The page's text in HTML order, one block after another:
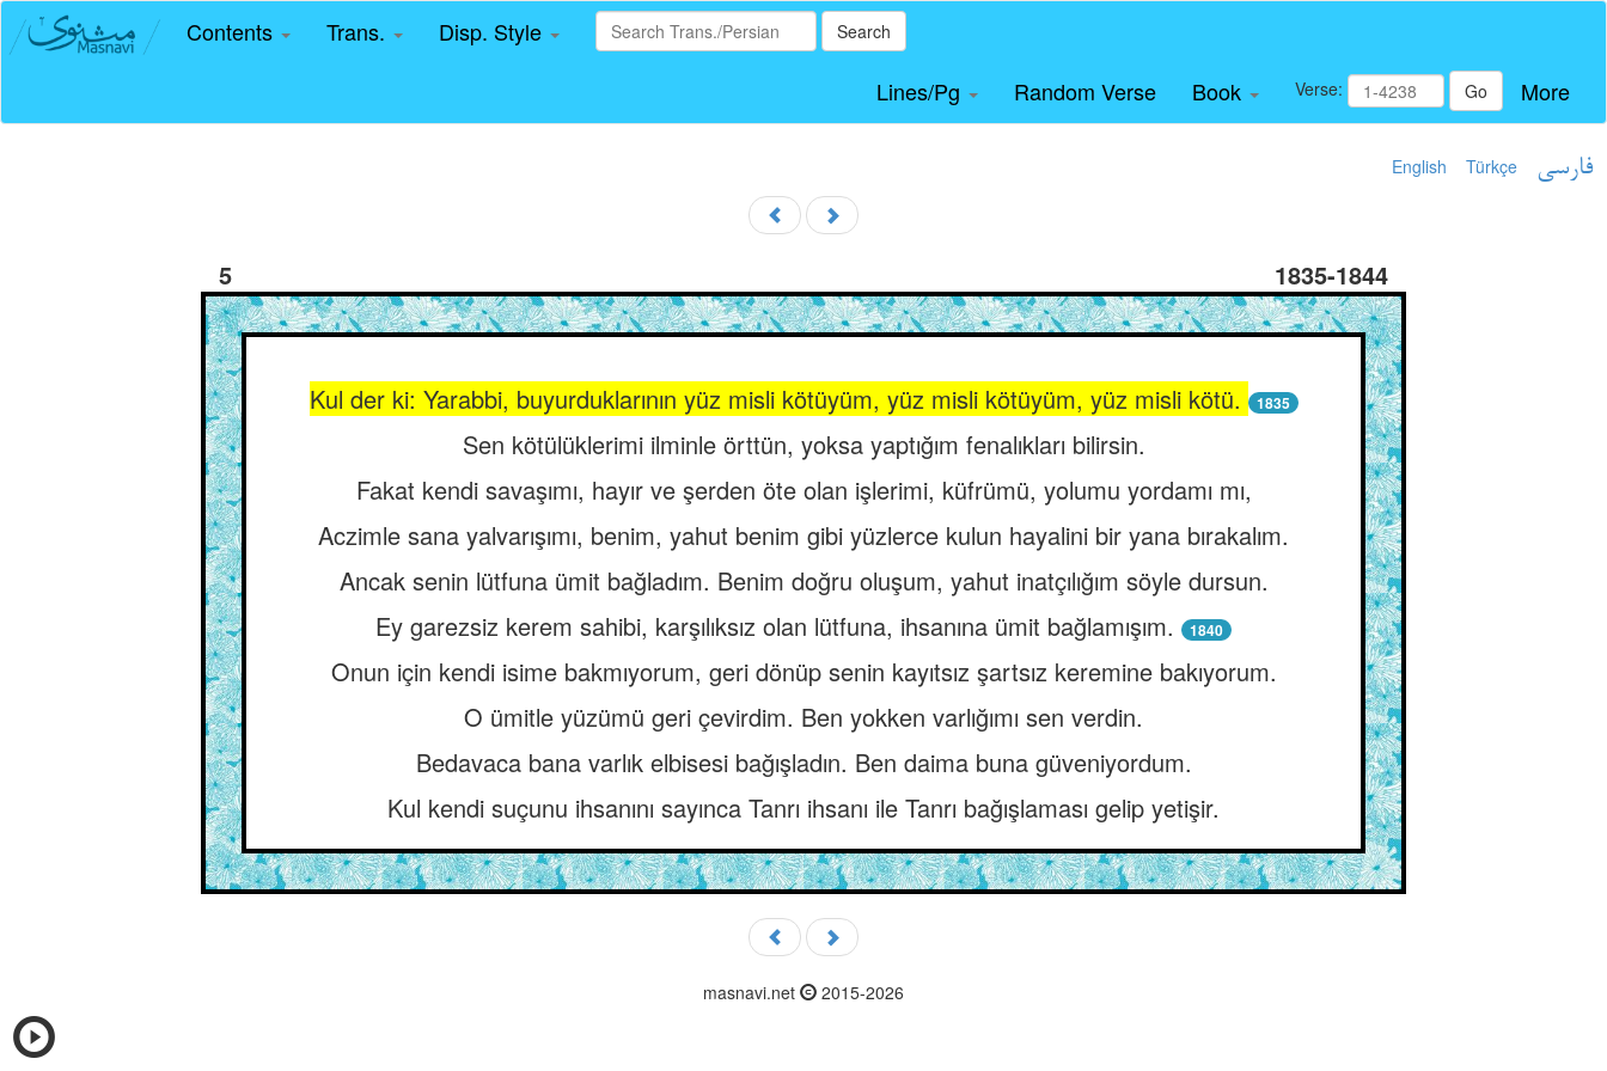
Contents Trans. Disp. Style Search
Lines/Pg Random Verse Book Verse: Go More
English Türkçe فارسی
5 1835-1844
Kul der ki: Yarabbi, buyurduklarının yüz misli kötüyüm, yüz misli kötüyüm, yüz misli kötü. 1835
Sen kötülüklerimi ilminle örttün, yoksa yaptığım fenalıkları bilirsin.
Fakat kendi savaşımı, hayır ve şerden öte olan işlerimi, küfrümü, yolumu yordamı mı,
Aczimle sana yalvarışımı, benim, yahut benim gibi yüzlerce kulun hayalini bir yana bırakalım.
Ancak senin lütfuna ümit bağladım. Benim doğru oluşum, yahut inatçılığım söyle dursun.
Ey garezsiz kerem sahibi, karşılıksız olan lütfuna, ihsanına ümit bağlamışım.
1840
Onun için kendi isime bakmıyorum, geri dönüp senin kayıtsız şartsız keremine bakıyorum.
O ümitle yüzümü geri çevirdim. Ben yokken varlığımı sen verdin.
Bedavaca bana varlık elbisesi bağışladın. Ben daima buna güveniyordum.
Kul kendi suçunu ihsanını sayınca Tanrı ihsanı ile Tanrı bağışlaması gelip yetişir.
masnavi.net 2015-2026